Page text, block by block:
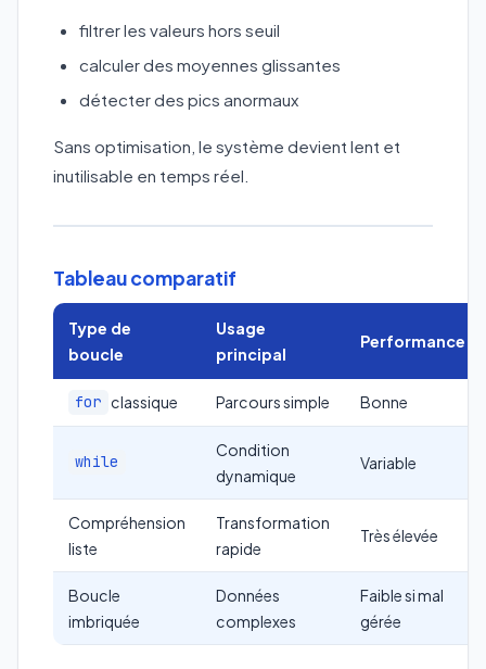
filtrer les valeurs hors seuil
calculer des moyennes glissantes
détecter des pics anormaux
Sans optimisation, le système devient lent et
inutilisable en temps réel.
Tableau comparatif
Type de
boucle
Usage
principal
Performance
for classique Parcours simple Bonne
while
Condition
dynamique
Variable
Compréhension
liste
Transformation
rapide
Très élevée
Boucle
imbriquée
Données
complexes
Faible si mal
gérée